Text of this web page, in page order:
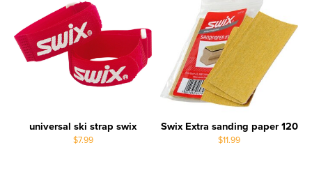
universal ski strap swix
$7.99
Swix Extra sanding paper 120
$11.99